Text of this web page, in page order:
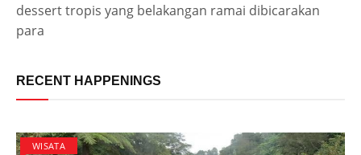
dessert tropis yang belakangan ramai dibicarakan
para
RECENT HAPPENINGS
WISATA